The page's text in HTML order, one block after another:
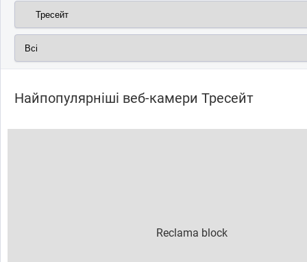
Найпопулярніші веб-камери Тресейт